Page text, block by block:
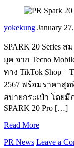
yokekung January
SPARK 20 Series
ยุค จาก Tecno
ทาง TikTok Shop –
2567 พร้อมราคาสุ
สบายกระเป๋า โดย
SPARK 20 Pro […]
Read More
PR News Leave a